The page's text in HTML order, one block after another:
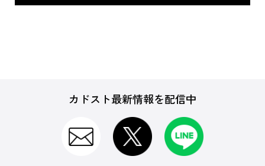
カドスト最新情報を配信中